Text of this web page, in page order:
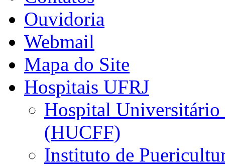
Ouvidoria
Webmail
Mapa do Site
Hospitais UFRJ
Hospital
(HUCFF)
Instituto de